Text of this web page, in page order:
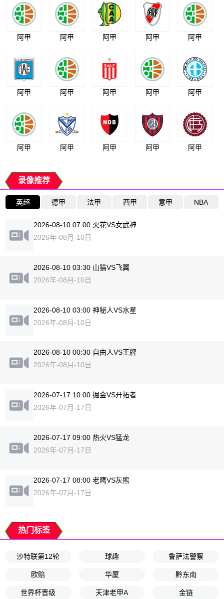
阿甲 阿甲 阿甲 阿甲 阿甲
阿甲 阿甲 阿甲 阿甲 阿甲
阿甲 阿甲 阿甲 阿甲 阿甲
录像推荐
英超 德甲 法甲 西甲 意甲 NBA
2026-08-10 07:00 火花VS女武神
2026年-08月-10日
2026-08-10 03:30 山猫VS飞翼
2026年-08月-10日
2026-08-10 03:00 神秘人VS水星
2026年-08月-10日
2026-08-10 00:30 自由人VS王牌
2026年-08月-10日
2026-07-17 10:00 掘金VS开拓者
2026年-07月-17日
2026-07-17 09:00 热火VS猛龙
2026年-07月-17日
2026-07-17 08:00 老鹰VS灰熊
2026年-07月-17日
热门标签
沙特联第12轮 球趣 鲁萨法警察
欧赔 华厦 黔东南
世界杯晋级 天津老甲A 金链